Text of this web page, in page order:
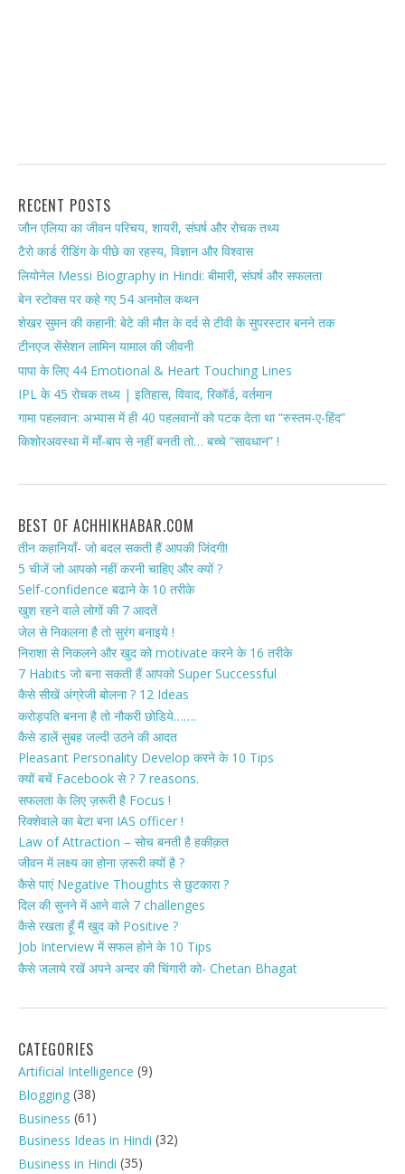
RECENT POSTS
जौन एलिया का जीवन परिचय, शायरी, संघर्ष और रोचक तथ्य
टैरो कार्ड रीडिंग के पीछे का रहस्य, विज्ञान और विश्वास
लियोनेल Messi Biography in Hindi: बीमारी, संघर्ष और सफलता
बेन स्टोक्स पर कहे गए 54 अनमोल कथन
शेखर सुमन की कहानी: बेटे की मौत के दर्द से टीवी के सुपरस्टार बनने तक
टीनएज सेंसेशन लामिन यामाल की जीवनी
पापा के लिए 44 Emotional & Heart Touching Lines
IPL के 45 रोचक तथ्य | इतिहास, विवाद, रिकॉर्ड, वर्तमान
गामा पहलवान: अभ्यास में ही 40 पहलवानों को पटक देता था “रुस्तम-ए-हिंद”
किशोरअवस्था में माँ-बाप से नहीं बनती तो… बच्चे “सावधान” !
BEST OF ACHHIKHABAR.COM
तीन कहानियाँ- जो बदल सकती हैं आपकी जिंदगी!
5 चीजें जो आपको नहीं करनी चाहिए और क्यों ?
Self-confidence बढाने के 10 तरीके
खुश रहने वाले लोगों की 7 आदतें
जेल से निकलना है तो सुरंग बनाइये !
निराशा से निकलने और खुद को motivate करने के 16 तरीके
7 Habits जो बना सकती हैं आपको Super Successful
कैसे सीखें अंग्रेजी बोलना ? 12 Ideas
करोड़पति बनना है तो नौकरी छोडिये…….
कैसे डालें सुबह जल्दी उठने की आदत
Pleasant Personality Develop करने के 10 Tips
क्यों बचें Facebook से ? 7 reasons.
सफलता के लिए ज़रूरी है Focus !
रिक्शेवाले का बेटा बना IAS officer !
Law of Attraction – सोच बनती है हकीक़त
जीवन में लक्ष्य का होना ज़रूरी क्यों है ?
कैसे पाएं Negative Thoughts से छुटकारा ?
दिल की सुनने में आने वाले 7 challenges
कैसे रखता हूँ मैं खुद को Positive ?
Job Interview में सफल होने के 10 Tips
कैसे जलाये रखें अपने अन्दर की चिंगारी को- Chetan Bhagat
CATEGORIES
Artificial Intelligence (9)
Blogging (38)
Business (61)
Business Ideas in Hindi (32)
Business in Hindi (35)